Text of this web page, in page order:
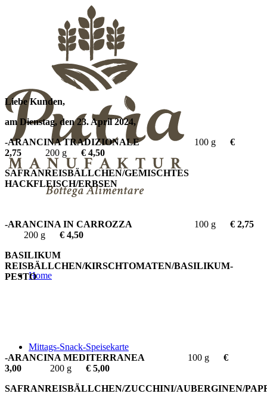
Home
Mittags-Snack-Speisekarte
Liebe Kunden,
am Dienstag, den 23. April 2024,
-ARANCINA TRADIZIONALE 100 g €
2,75 200 g € 4,50
SAFRANREISBÄLLCHEN/GEMISCHTES
HACKFLEISCH/ERBSEN
-ARANCINA IN CARROZZA 100 g € 2,75
200 g € 4,50
BASILIKUM
REISBÄLLCHEN/KIRSCHTOMATEN/BASILIKUM-
PESTO
-ARANCINA MEDITERRANEA 100 g €
3,00 200 g € 5,00
SAFRANREISBÄLLCHEN/ZUCCHINI/AUBERGINEN/